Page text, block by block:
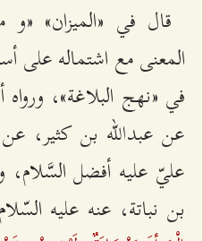
قال في «الميزان»
المعنى مع اشتماله على
في «نهج البلاغة»،
عن عبدالله بن كثير،
عليّ عليه أفضل السَّلام،
بن نباتة، عنه عليه‌